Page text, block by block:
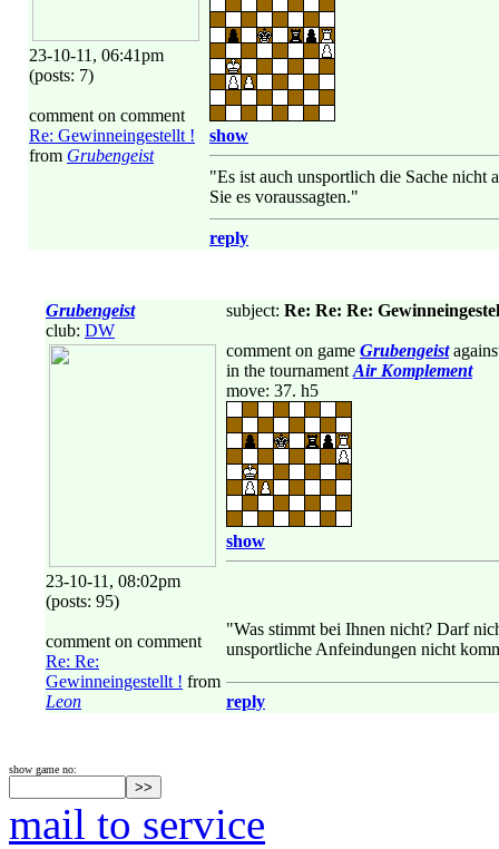
23-10-11, 06:41pm
(posts: 7)
comment on comment
Re: Gewinneingestellt !
from Grubengeist
show
"Es ist auch unsportlich die Sache nicht
Sie es voraussagten."
reply
Grubengeist
club: DW
23-10-11, 08:02pm
(posts: 95)
comment on comment
Re: Re:
Gewinneingestellt ! from
Leon
subject: Re: Re: Re:
comment on game Grubengeist
in the tournament Air Komplement
move: 37. h5
show
"Was stimmt bei Ihnen nicht? Darf
unsportliche Anfeindungen nicht
reply
show game no:
mail to service